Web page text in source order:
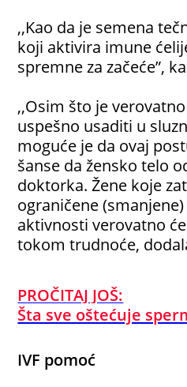
,,Kao da je semena
koji aktivira imune
spremne za začeće”,
,,Osim što je
uspešno usaditi u
moguće je da ovaj
šanse da žensko telo
doktorka. Žene koje
ograničene
aktivnosti verovatno
tokom trudnoće,
PROČITAJ JOŠ:
Šta sve oštećuje
IVF pomoć